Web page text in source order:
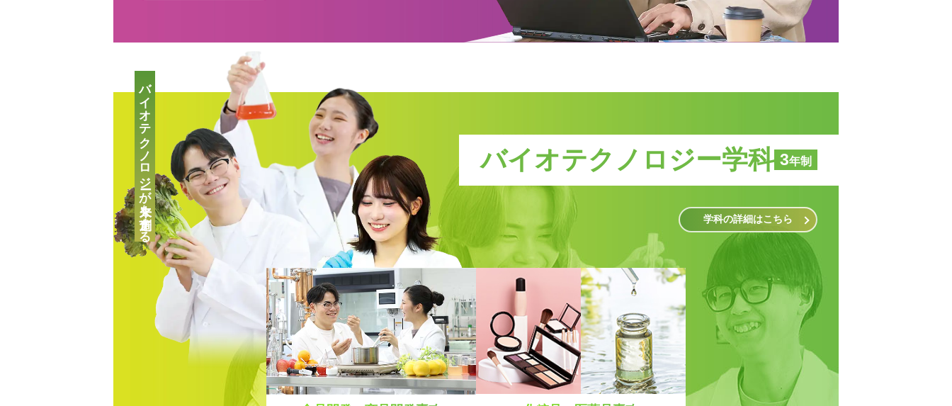
バイオテクノロジー学科 3年制
学科の詳細はこちら
バイオテクノロジーが未来を創造する自分の「好き！」が見つかる！
好きなメニューを選べる★オープンキャンパス
募集要項・入試情報 学費について
総合型選抜（AO）
キャリアチェンジをお考えの方にオススメの説明
会！
学科一覧を見る 学費について
高校2年生向けのイベントや最新情報、進路選びにつ
いてはこちら！
学科一覧を見る 学費について
新キャンパス完成！
大学？專門？
保護者の方向けのご案内、学費説明動画はコチラ
学科一覧を見る 学費について